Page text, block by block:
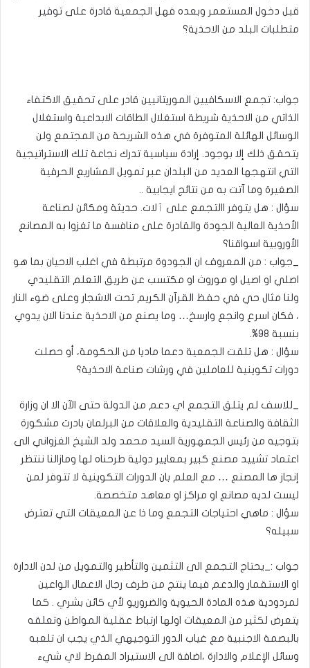
قبل دخول المستعمر وبعده فهل الجمعية قادرة على توفير
متطلبات البلد من الاحذية؟
جواب: تجمع الاسكافيين الموريتانيين قادر على تحقيق الاكتفاء
الذاتي من الاحذية شريطة استغلال الطاقات الابداعية واستغلال
الوسائل الهائلة المتوفرة في هذه الشريحة من المجتمع ولن
يتحقق ذلك إلا بوجود. إرادة سياسية تدرك نجاعة تلك الاستراتيجية
التي انتهجها العديد من البلدان عبر تمويل المشاريع الحرفية
الصغيرة وما آتت به من نتائج ايجابية ..
سؤال : هل يتوفر االتجمع على ٱلات. حديثة ومكائن لصناعة
الأحذية العالية الجودة والقادرة على منافسة ما تغزوا به المصانع
الأوروبية اسواقنا؟
_جواب : من المعروف ان الجودوة مرتبطة في اغلب الاحيان بما هو
اصلي او اصيل او موروث او مكتسب عن طريق التعلم التقليدي
ولنا مثال حي في حفظ القرآن الكريم تحت الاشجار وعلى ضوء النار
، فكان اسرع وانجع وارسخ… وما يصنع من الاحذية عندنا الان يدوي
بنسبة ٩٨%.
سؤال : هل تلقت الجمعية دعما ماديا من الحكومة، أو حصلت
دورات تكوينية للعاملين في ورشات صناعة الاحذية؟
_للاسف لم يتلق التجمع اي دعم من الدولة حتى الآن الا ان وزارة
الثقافة والصناعة التقليدية والعلاقات من البرلمان بادرت مشكورة
بتوجيه من رئيس الجمهورية السيد محمد ولد الشيخ الغزواني الى
اعتماد تشييد مصنع كبير بمعايير دولية طرحناه لها ومازالنا ننتظر
إنجاز ها المصنع … مع العلم بان الدورات التكوينية لا تتوفر لمن
ليست لديه مصانع او مراكز او معاهد متخصصة.
سؤال : ماهي احتياجات التجمع وما ذا عن المعيقات التي تعترض
سبيله؟
جواب :_يحتاج التجمع الى التثمين والتأطير والتمويل من لدن الادارة
او الاستقمار والدعم فيما ينتج من طرف رجال الاعمال الواعين
لمردودية هذه المادة الحيوية والضروريو لأي كائن بشري . كما
يتعرض لكثير من المعيقات اولها ارتباط عقلية المواطن وتعلقه
بالبصمة الاجنبية مع غياب الدور التوجيهي الذي يجب ان تلعبه
وسائل الإعلام والادارة ،اضافة الى الاستيراد المفرط لاي شيء